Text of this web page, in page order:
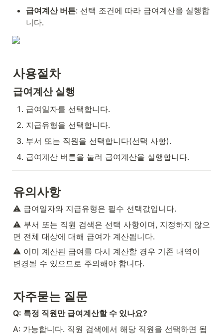
급여계산 버튼: 선택 조건에 따라 급여계산을 실행합
니다.
사용절차
급여계산 실행
급여일자를 선택합니다.
지급유형을 선택합니다.
부서 또는 직원을 선택합니다(선택 사항).
급여계산 버튼을 눌러 급여계산을 실행합니다.
유의사항
⚠️ 급여일자와 지급유형은 필수 선택값입니다.
⚠️ 부서 또는 직원 검색은 선택 사항이며, 지정하지 않으
면 전체 대상에 대해 급여가 계산됩니다.
⚠️ 이미 계산된 급여를 다시 계산할 경우 기존 내역이
변경될 수 있으므로 주의해야 합니다.
자주묻는 질문
Q: 특정 직원만 급여계산할 수 있나요?
A: 가능합니다. 직원 검색에서 해당 직원을 선택하면 됩